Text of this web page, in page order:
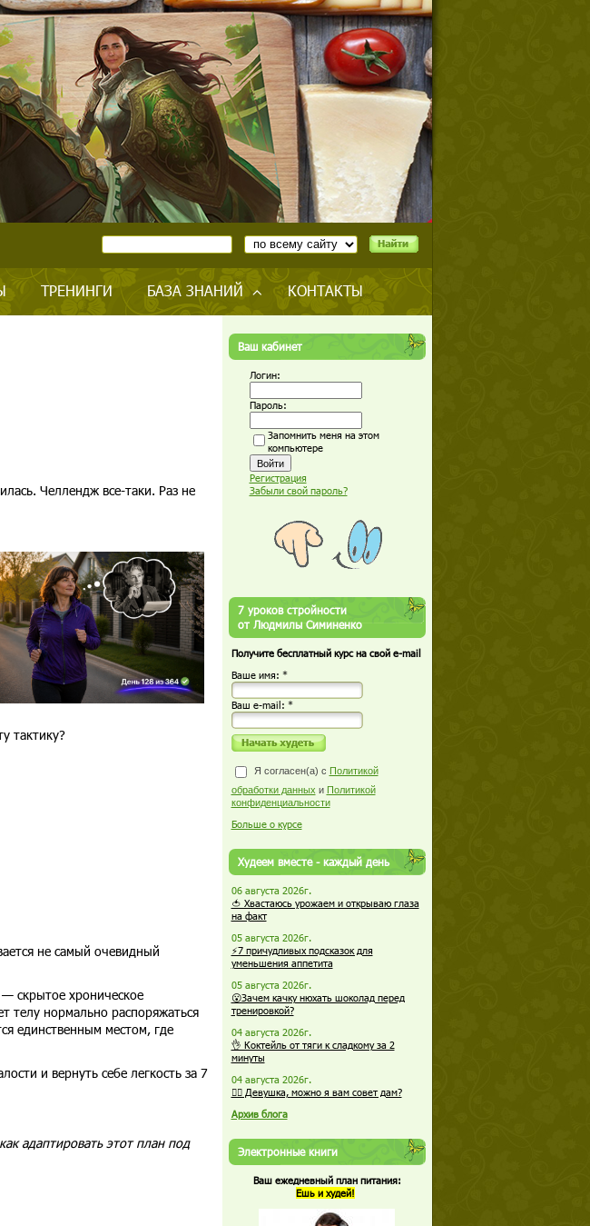
ТРЕНИНГИ БАЗА ЗНАНИЙ КОНТАКТЫ
Челлендж все-таки. Раз не
тактику?
не самый очевидный
скрытое хроническое
телу нормально распоряжаться
единственным местом, где
и вернуть себе легкость за 7
адаптировать этот план под
Ваш кабинет
Логин:
Пароль:
Запомнить меня на этом
компьютере
Регистрация
Забыли свой пароль?
7 уроков стройности
от Людмилы Симиненко
Получите бесплатный курс на свой e-mail
Ваше имя: *
Ваш е-mail: *
Я согласен(а) с Политикой
обработки данных и Политикой
конфиденциальности
Больше о курсе
Худеем вместе - каждый день
06 августа 2026г.
🍅 Хвастаюсь урожаем и открываю глаза
на факт
05 августа 2026г.
⚡7 причудливых подсказок для
уменьшения аппетита
05 августа 2026г.
😮Зачем качку нюхать шоколад перед
тренировкой?
04 августа 2026г.
👌 Коктейль от тяги к сладкому за 2
минуты
04 августа 2026г.
🏋️‍♀️ Девушка, можно я вам совет дам?
Архив блога
Электронные книги
Ваш ежедневный план питания:
Ешь и худей!